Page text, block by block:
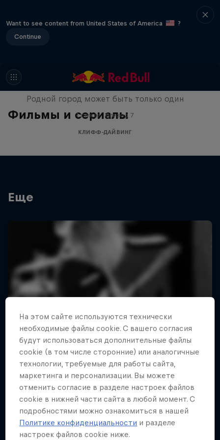
Want to see content from United States of America
?
Continue
Фильмы и сериалы
Ride to the Roots
Родной город может быть только один
1 сезон · Эпизод 7
КЛИФФ-ДАЙВИНГ
Еще
Ride to the Roots
На этом сайте иcпользуются технически
необходимые файлы cookie. С вашего согласия
будут использоваться дополнительные файлы
cookie (в том числе сторонние) или аналогичные
технологии, требуемые для работы сайта,
маркетинга и персонализации. Вы можете
отменить согласие в разделе настроек файлов
cookie в нижней части сайта в любой момент. С
подробностями можно ознакомиться в нашей
Политике конфиденциальности и разделе
настроек файлов cookie ниже.